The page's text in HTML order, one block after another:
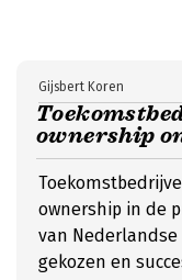
ownership
Gijsbert Koren
ownership in de
van
gekozen en